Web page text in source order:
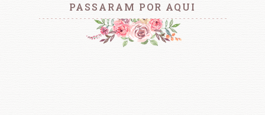
PASSARAM POR AQUI